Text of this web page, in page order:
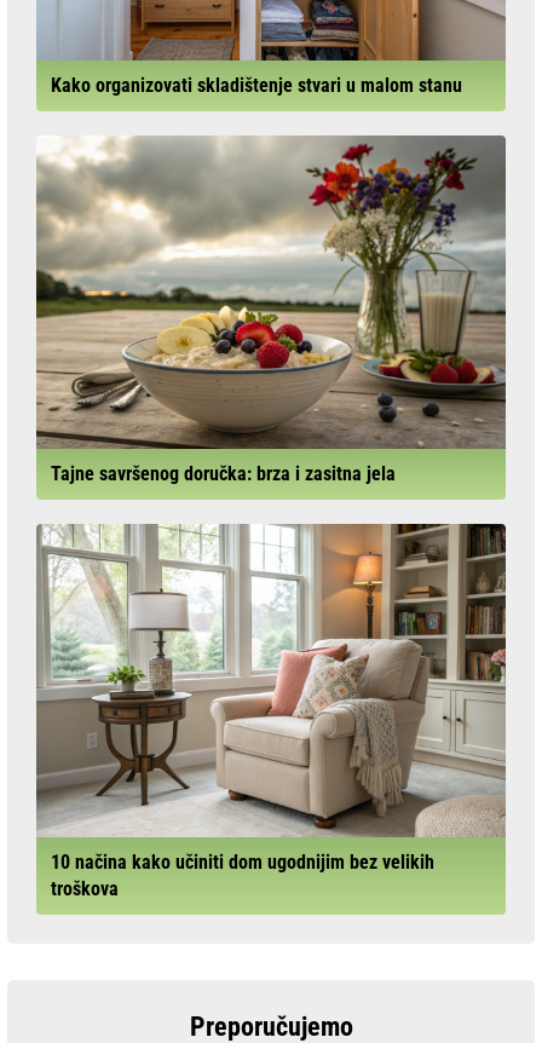
Kako organizovati skladištenje stvari u malom stanu
Tajne savršenog doručka: brza i zasitna jela
10 načina kako učiniti dom ugodnijim bez velikih
troškova
Preporučujemo